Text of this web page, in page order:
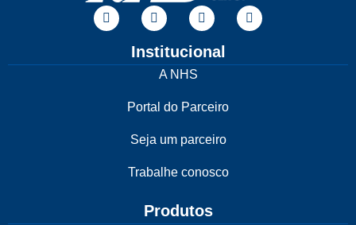
Institucional
A NHS
Portal do Parceiro
Seja um parceiro
Trabalhe conosco
Produtos